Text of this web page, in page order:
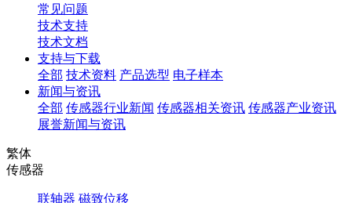
常见问题
技术支持
技术文档
支持与下载
全部 技术资料 产品选型 电子样本
新闻与资讯
全部 传感器行业新闻 传感器相关资讯 传感器产业资讯
展誉新闻与资讯
繁体
传感器
联轴器 磁致位移